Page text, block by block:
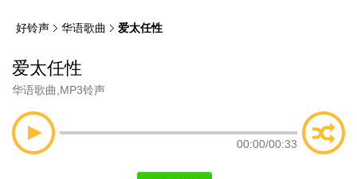
好铃声 华语歌曲 爱太任性
爱太任性
华语歌曲 MP3铃声
00:00/00:33